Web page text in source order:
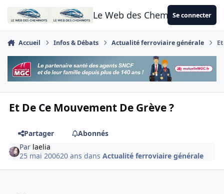
Aller au contenu
Le Web des CheminotsSe connecter
Accueil Infos & Débats Actualité ferroviaire générale
Et De Ce Mouvement De Grève ?
Partager
Abonnés
Par laelia
25 mai 200620 ans dansActualité ferroviaire générale